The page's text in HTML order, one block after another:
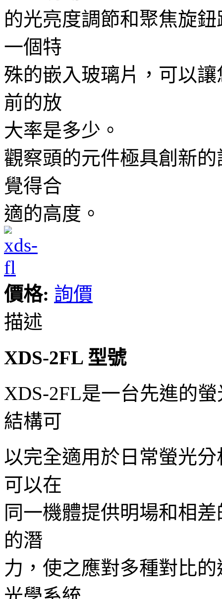
的光亮度調節和聚焦旋
一個特
殊的嵌入玻璃片，可以
前的放
大率是多少。
觀察頭的元件極具創新
覺得合
適的高度。
價格: 詢價
描述
XDS-2FL 型號
XDS-2FL是一台先進的
結構可
以完全適用於日常螢光
可以在
同一機體提供明場和相
的潛
力，使之應對多種對比